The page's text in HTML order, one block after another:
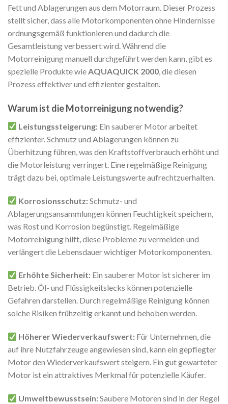
Fett und Ablagerungen aus dem Motorraum. Dieser Prozess
stellt sicher, dass alle Motorkomponenten ohne Hindernisse
ordnungsgemäß funktionieren und dadurch die
Gesamtleistung verbessert wird. Während die
Motorreinigung manuell durchgeführt werden kann, gibt es
spezielle Produkte wieAQUAQUICK 2000, die diesen
Prozess effektiver und effizienter gestalten.
Warum ist die Motorreinigung notwendig?
Leistungssteigerung: Ein sauberer Motor arbeitet
effizienter. Schmutz und Ablagerungen können zu
Überhitzung führen, was den Kraftstoffverbrauch erhöht und
die Motorleistung verringert. Eine regelmäßige Reinigung
trägt dazu bei, optimale Leistungswerte aufrechtzuerhalten.
Korrosionsschutz:Schmutz- und
Ablagerungsansammlungen können Feuchtigkeit speichern,
was Rost und Korrosion begünstigt. Regelmäßige
Motorreinigung hilft, diese Probleme zu vermeiden und
verlängert die Lebensdauer wichtiger Motorkomponenten.
Erhöhte Sicherheit: Ein sauberer Motor ist sicherer im
Betrieb. Öl- und Flüssigkeitslecks können potenzielle
Gefahren darstellen. Durch regelmäßige Reinigung können
solche Risiken frühzeitig erkannt und behoben werden.
Höherer Wiederverkaufswert: Für Unternehmen, die
auf ihre Nutzfahrzeuge angewiesen sind, kann ein gepflegter
Motor den Wiederverkaufswert steigern. Ein gut gewarteter
Motor ist ein attraktives Merkmal für potenzielle Käufer.
Umweltbewusstsein:Saubere Motoren sind in der Regel